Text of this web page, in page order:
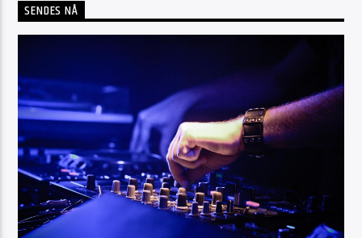
SENDES NÅ